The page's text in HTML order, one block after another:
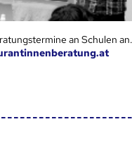
an Schulen